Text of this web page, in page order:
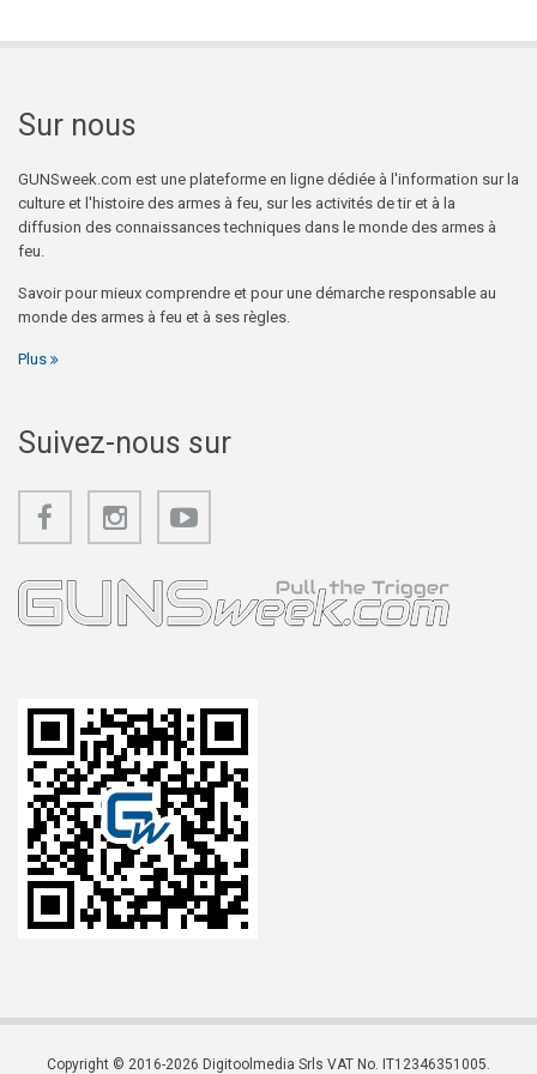
Sur nous
GUNSweek.com est une plateforme en ligne dédiée à l'information sur la
culture et l'histoire des armes à feu, sur les activités de tir et à la
diffusion des connaissances techniques dans le monde des armes à
feu.
Savoir pour mieux comprendre et pour une démarche responsable au
monde des armes à feu et à ses règles.
Plus
Suivez-nous sur
Copyright © 2016-2026 Digitoolmedia Srls VAT No. IT12346351005.